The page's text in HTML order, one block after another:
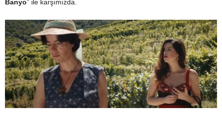
Banyo” ile karşımızda.